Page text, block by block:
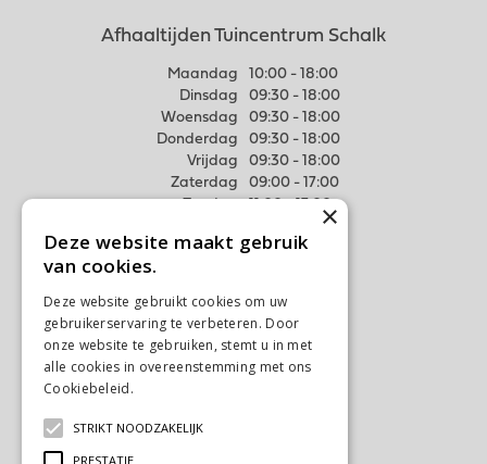
Afhaaltijden Tuincentrum Schalk
Maandag
10:00 - 18:00
Dinsdag
09:30 - 18:00
Woensdag
09:30 - 18:00
Donderdag
09:30 - 18:00
Vrijdag
09:30 - 18:00
Zaterdag
09:00 - 17:00
Meer weten
Algemene voorwaarden
Privacy Statement
Disclaimer
×
Deze website maakt gebruik
van cookies.
Deze website gebruikt cookies om uw
gebruikerservaring te verbeteren. Door
onze website te gebruiken, stemt u in met
alle cookies in overeenstemming met ons
Cookiebeleid.
STRIKT NOODZAKELIJK
PRESTATIE